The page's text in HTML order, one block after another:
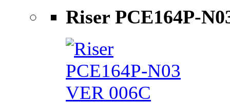
Riser PCE164P-